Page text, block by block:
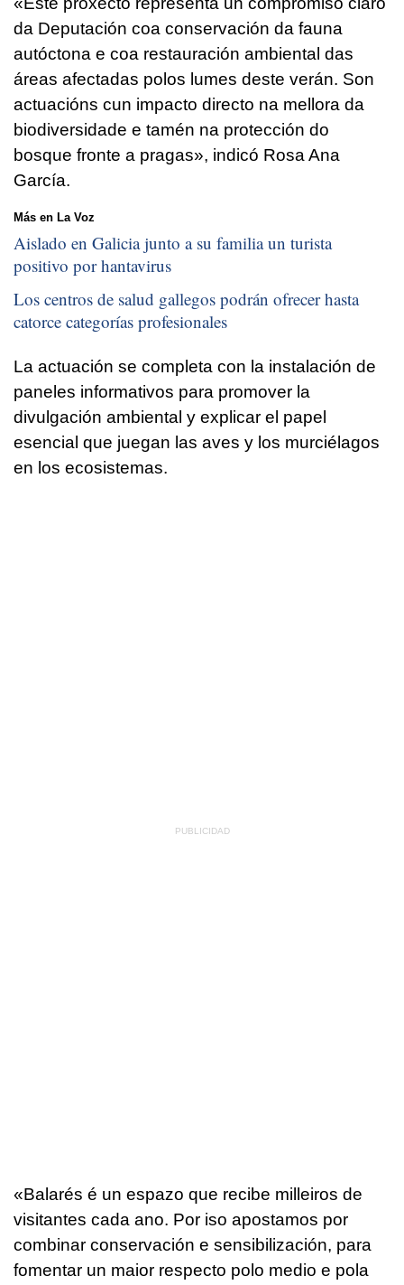
da Deputación coa conservación da fauna
autóctona e coa restauración ambiental das
áreas afectadas polos lumes deste verán. Son
actuacións cun impacto directo na mellora da
biodiversidade e tamén na protección do
bosque fronte a pragas», indicó Rosa Ana
García.
Más en La Voz
Aislado en Galicia junto a su familia un turista
positivo por hantavirus
Los centros de salud gallegos podrán ofrecer hasta
catorce categorías profesionales
La actuación se completa con la instalación de
paneles informativos para promover la
divulgación ambiental y explicar el papel
esencial que juegan las aves y los murciélagos
en los ecosistemas.
«Balarés é un espazo que recibe milleiros de
visitantes cada ano. Por iso apostamos por
combinar conservación e sensibilización, para
fomentar un maior respecto polo medio e pola